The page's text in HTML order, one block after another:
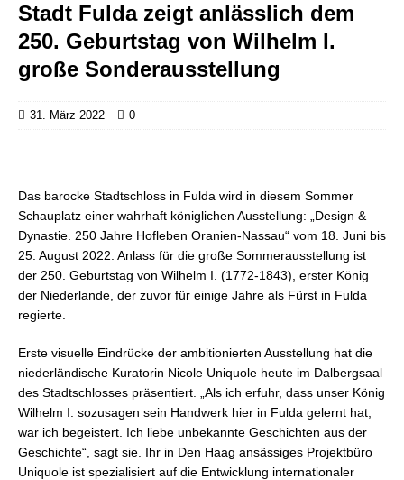
Stadt Fulda zeigt anlässlich dem
250. Geburtstag von Wilhelm I.
große Sonderausstellung
31. März 2022 0
Das barocke Stadtschloss in Fulda wird in diesem Sommer
Schauplatz einer wahrhaft königlichen Ausstellung: „Design &
Dynastie. 250 Jahre Hofleben Oranien-Nassau“ vom 18. Juni bis
25. August 2022. Anlass für die große Sommerausstellung ist
der 250. Geburtstag von Wilhelm I. (1772-1843), erster König
der Niederlande, der zuvor für einige Jahre als Fürst in Fulda
regierte.
Erste visuelle Eindrücke der ambitionierten Ausstellung hat die
niederländische Kuratorin Nicole Uniquole heute im Dalbergsaal
des Stadtschlosses präsentiert. „Als ich erfuhr, dass unser König
Wilhelm I. sozusagen sein Handwerk hier in Fulda gelernt hat,
war ich begeistert. Ich liebe unbekannte Geschichten aus der
Geschichte“, sagt sie. Ihr in Den Haag ansässiges Projektbüro
Uniquole ist spezialisiert auf die Entwicklung internationaler